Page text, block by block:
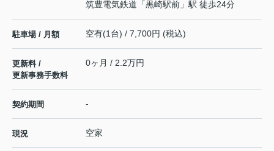
筑豊電気鉄道 「黒崎駅前 」駅 徒歩24分
駐車場 / 月額 空有(1台) / 7,700円 (税込)
更新料 /
更新事務手数料
0ヶ月 / 2.2万円
契約期間 -
現況 空家